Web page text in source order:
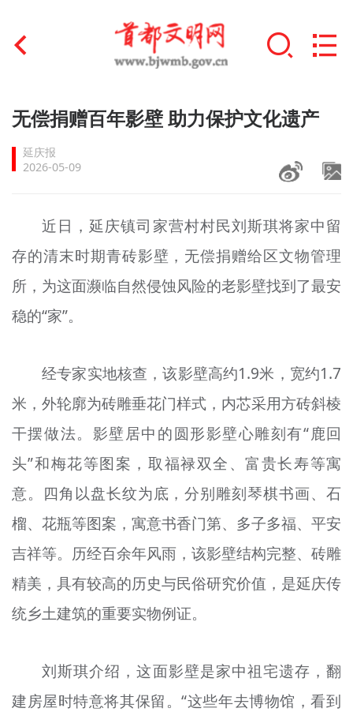
首页
文明创建
文明培育
+
未成年人思想道德建设
榜样人物
+
文明评论
北京宣传文化引导基金
宣传思想文化人才
专题
资料库
+
无偿捐赠百年影壁 助力保护文化遗产
延庆报
2026-05-09
近日，延庆镇司家营村村民刘斯琪将家中留
存的清末时期青砖影壁，无偿捐赠给区文物管理
所，为这面濒临自然侵蚀风险的老影壁找到了最安
稳的“家”。
经专家实地核查，该影壁高约1.9米，宽约1.7
米，外轮廓为砖雕垂花门样式，内芯采用方砖斜棱
干摆做法。影壁居中的圆形影壁心雕刻有“鹿回
头”和梅花等图案，取福禄双全、富贵长寿等寓
意。四角以盘长纹为底，分别雕刻琴棋书画、石
榴、花瓶等图案，寓意书香门第、多子多福、平安
吉祥等。历经百余年风雨，该影壁结构完整、砖雕
精美，具有较高的历史与民俗研究价值，是延庆传
统乡土建筑的重要实物例证。
刘斯琪介绍，这面影壁是家中祖宅遗存，翻
建房屋时特意将其保留。“这些年去博物馆，看到